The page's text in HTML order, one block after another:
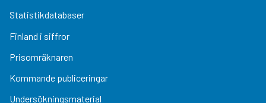
Statistikdatabaser
Finland i siffror
Prisomräknaren
Kommande publiceringar
Undersökningsmaterial